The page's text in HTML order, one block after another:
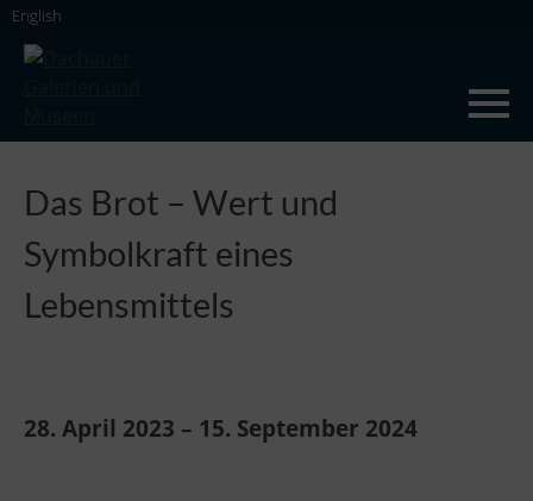
Skip
content
English
Das Brot – Wert und
Symbolkraft eines
Lebensmittels
28. April 2023 – 15. September 2024